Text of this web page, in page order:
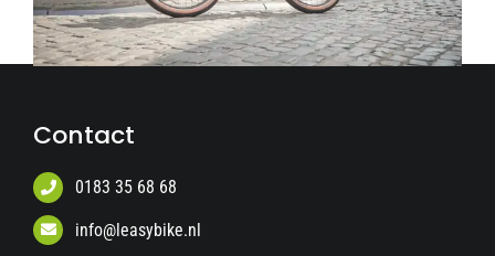
Contact
0183 35 68 68
info@leasybike.nl